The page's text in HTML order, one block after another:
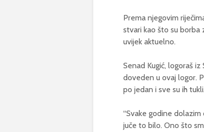
Prema njegovim
stvari kao što su borba
uvijek aktuelno.
Senad Kugić, logoraš
doveden u ovaj logor.
po jedan i sve su ih tukli.
“Svake godine
juče to bilo. Ono što